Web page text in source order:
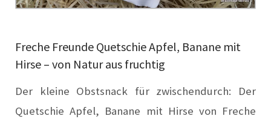
Freche Freunde Quetschie Apfel, Banane mit
Hirse – von Natur aus fruchtig
Der kleine Obstsnack für zwischendurch: Der
Quetschie Apfel, Banane mit Hirse von Freche